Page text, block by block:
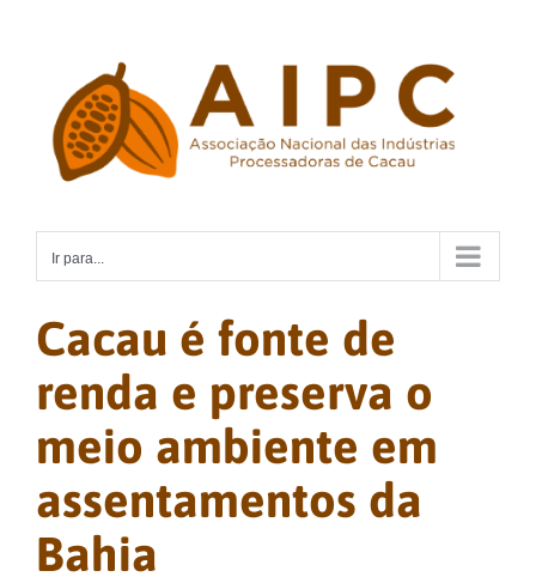
conteúdo
Ir para...
Cacau é fonte de
renda e preserva o
meio ambiente em
assentamentos da
Bahia